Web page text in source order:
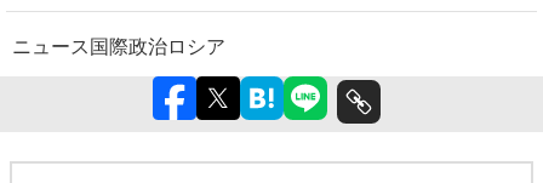
ニュース 国際政治ロシア